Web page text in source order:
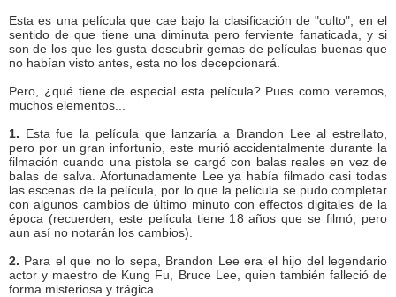
Esta es una película que cae bajo la clasificación de "culto", en el
sentido de que tiene una diminuta pero ferviente fanaticada, y si
son de los que les gusta descubrir gemas de películas buenas que
no habían visto antes, esta no los decepcionará.
Pero, ¿qué tiene de especial esta película? Pues como veremos,
muchos elementos...
1. Esta fue la película que lanzaría a Brandon Lee al estrellato,
pero por un gran infortunio, este murió accidentalmente durante la
filmación cuando una pistola se cargó con balas reales en vez de
balas de salva. Afortunadamente Lee ya había filmado casi todas
las escenas de la película, por lo que la película se pudo completar
con algunos cambios de último minuto con effectos digitales de la
época (recuerden, este película tiene 18 años que se filmó, pero
aun así no notarán los cambios).
2. Para el que no lo sepa, Brandon Lee era el hijo del legendario
actor y maestro de Kung Fu, Bruce Lee, quien también falleció de
forma misteriosa y trágica.